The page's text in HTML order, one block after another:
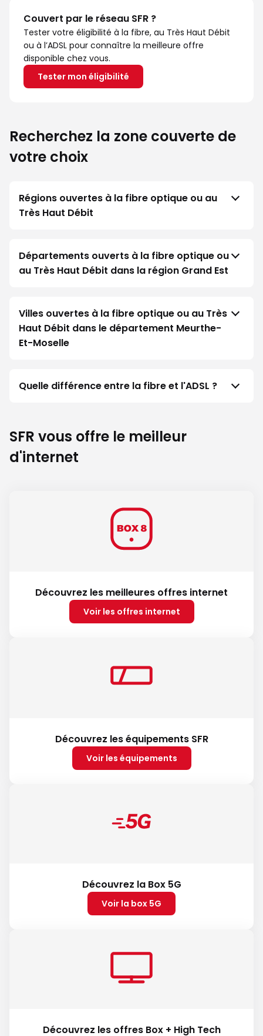
Couvert par le réseau SFR ?
Tester votre éligibilité à la fibre, au Très Haut Débit
ou à l’ADSL pour connaître la meilleure offre
disponible chez vous.
Tester mon éligibilité
Recherchez la zone couverte de
votre choix
Régions ouvertes à la fibre optique ou au
Très Haut Débit
Départements ouverts à la fibre optique ou
au Très Haut Débit dans la région Grand Est
Villes ouvertes à la fibre optique ou au Très
Haut Débit dans le département Meurthe-
Et-Moselle
Quelle différence entre la fibre et l'ADSL ?
SFR vous offre le meilleur
d'internet
Découvrez les meilleures offres internet
Voir les offres internet
Découvrez les équipements SFR
Voir les équipements
Découvrez la Box 5G
Voir la box 5G
Découvrez les offres Box + High Tech